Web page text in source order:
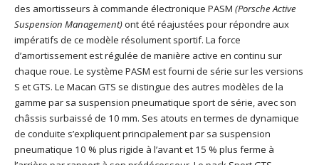
des amortisseurs à commande électronique PASM (Porsche Active
Suspension Management)ont été réajustées pour répondre aux
impératifs de ce modèle résolument sportif. La force
d’amortissement est régulée de manière active en continu sur
chaque roue. Le système PASM est fourni de série sur les versions
S et GTS. Le Macan GTS se distingue des autres modèles de la
gamme par sa suspension pneumatique sport de série, avec son
châssis surbaissé de 10 mm. Ses atouts en termes de dynamique
de conduite s’expliquent principalement par sa suspension
pneumatique 10 % plus rigide à l’avant et 15 % plus ferme à